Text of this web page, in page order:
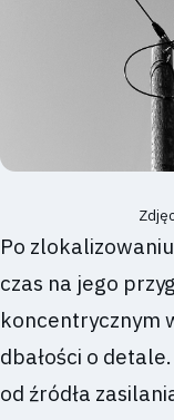
Po
czas na jego
koncentrycznym
dbałości o
od źródła